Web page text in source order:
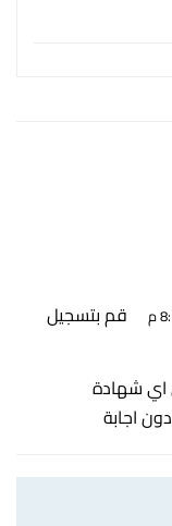
قم بتسجيل
اي شهادة
اجابة